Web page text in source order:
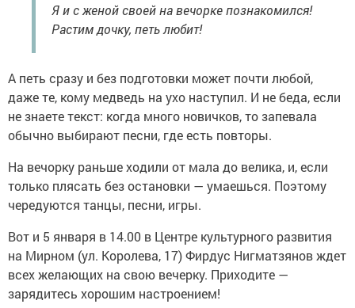
Я и с женой своей на вечорке познакомился!
Растим дочку, петь любит!
А петь сразу и без подготовки может почти любой,
даже те, кому медведь на ухо наступил. И не беда, если
не знаете текст: когда много новичков, то запевала
обычно выбирают песни, где есть повторы.
На вечорку раньше ходили от мала до велика, и, если
только плясать без остановки — умаешься. Поэтому
чередуются танцы, песни, игры.
Вот и 5 января в 14.00 в Центре культурного развития
на Мирном (ул. Королева, 17) Фирдус Нигматзянов ждет
всех желающих на свою вечерку. Приходите —
зарядитесь хорошим настроением!